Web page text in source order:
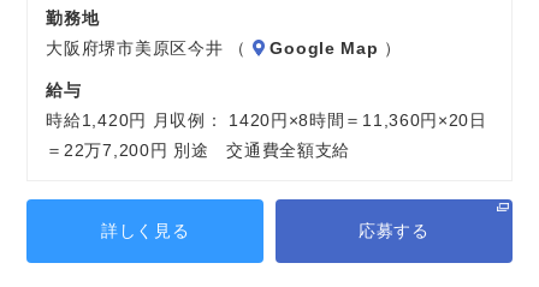
勤務地
大阪府堺市美原区今井 （
Google Map ）
給与
時給1,420円 月収例： 1420円×8時間＝11,360円×20日
＝22万7,200円 別途 交通費全額支給
詳しく見る 応募する